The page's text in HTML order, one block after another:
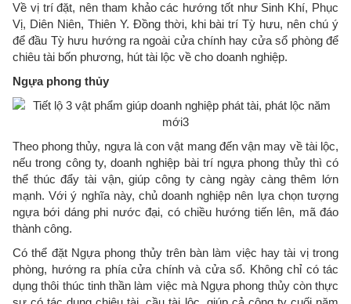
Về vị trí đặt, nên tham khảo các hướng tốt như Sinh Khí, Phục
Vị, Diên Niên, Thiên Y. Đồng thời, khi bài trí Tỳ hưu, nên chú ý
để đầu Tỳ hưu hướng ra ngoài cửa chính hay cửa sổ phòng để
chiêu tài bốn phương, hút tài lộc về cho doanh nghiệp.
Ngựa phong thủy
Theo phong thủy, ngựa là con vật mang đến vận may về tài lộc,
nếu trong công ty, doanh nghiệp bài trí ngựa phong thủy thì có
thể thúc đẩy tài vận, giúp công ty càng ngày càng thêm lớn
mạnh. Với ý nghĩa này, chủ doanh nghiệp nên lựa chọn tượng
ngựa bới dáng phi nước đại, có chiều hướng tiến lên, mã đáo
thành công.
Có thể đặt Ngựa phong thủy trên bàn làm việc hay tài vị trong
phòng, hướng ra phía cửa chính và cửa sổ. Không chỉ có tác
dụng thôi thúc tinh thần làm việc mà Ngựa phong thủy còn thực